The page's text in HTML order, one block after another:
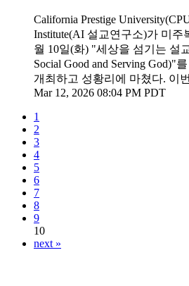
California Prestige
Institute(AI 설교연구소)가 미주
월 10일(화) "세상을 섬기는 설
Social Good and Serving God)"
개최하고 성황리에 마쳤다. 이
Mar 12, 2026 08:04 PM PDT
1
2
3
4
5
6
7
8
9
10
next »